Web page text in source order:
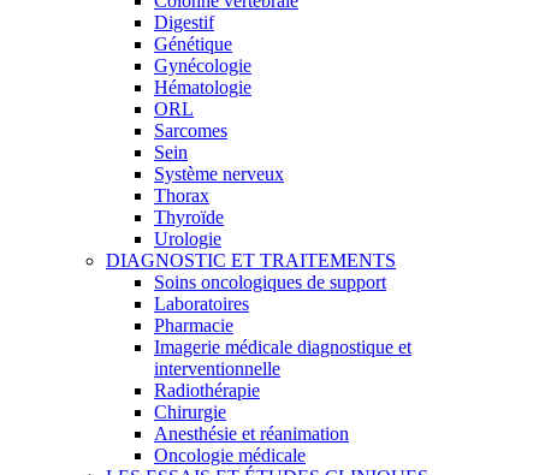
Digestif
Génétique
Gynécologie
Hématologie
ORL
Sarcomes
Sein
Système nerveux
Thorax
Thyroïde
Urologie
DIAGNOSTIC ET TRAITEMENTS
Soins oncologiques de support
Laboratoires
Pharmacie
Imagerie médicale diagnostique et
interventionnelle
Radiothérapie
Chirurgie
Anesthésie et réanimation
Oncologie médicale